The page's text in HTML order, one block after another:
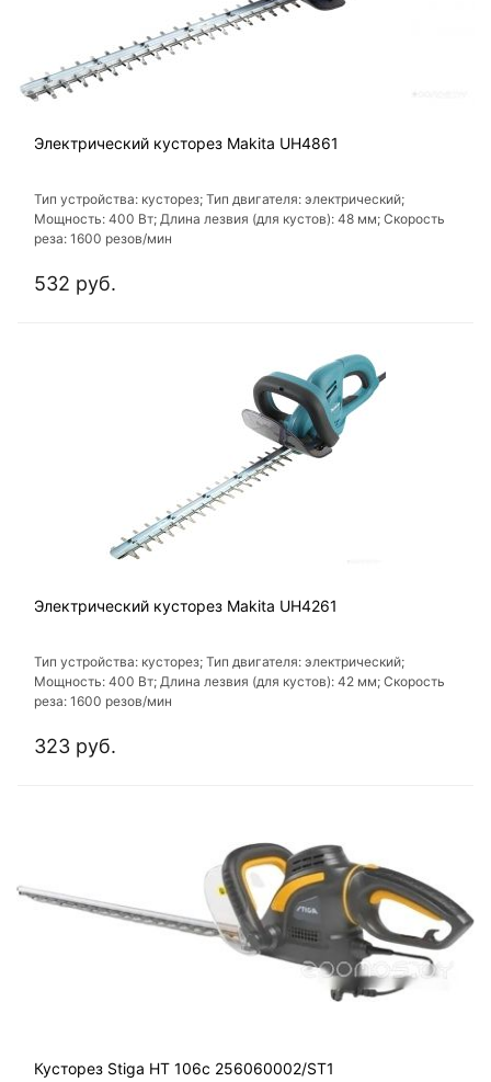
Электрический кусторез Makita UH4861
Тип устройства: кусторез; Тип двигателя: электрический;
Мощность: 400 Вт; Длина лезвия (для кустов): 48 мм; Скорость
реза: 1600 резов/мин
532 руб.
Электрический кусторез Makita UH4261
Тип устройства: кусторез; Тип двигателя: электрический;
Мощность: 400 Вт; Длина лезвия (для кустов): 42 мм; Скорость
реза: 1600 резов/мин
323 руб.
Кусторез Stiga HT 106c 256060002/ST1